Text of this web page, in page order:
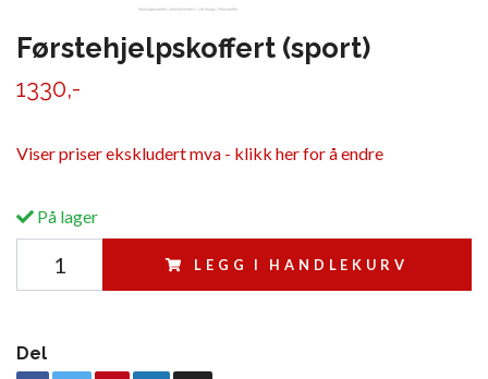
Førstehjelpskoffert (sport)
1330,-
Viser priser ekskludert mva - klikk her for å endre
På lager
LEGG I HANDLEKURV
Del